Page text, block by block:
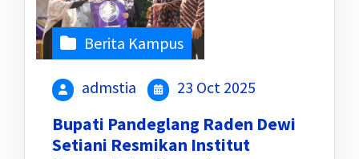
Berita Kampus
admstia 23 Oct 2025
Bupati Pandeglang Raden Dewi
Setiani Resmikan Institut